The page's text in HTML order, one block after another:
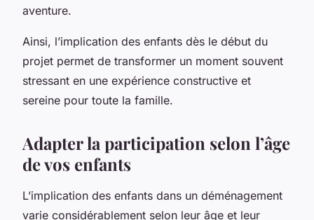
aventure.
Ainsi, l’implication des enfants dès le début du
projet permet de transformer un moment souvent
stressant en une expérience constructive et
sereine pour toute la famille.
Adapter la participation selon l’âge
de vos enfants
L’implication des enfants dans un déménagement
varie considérablement selon leur âge et leur